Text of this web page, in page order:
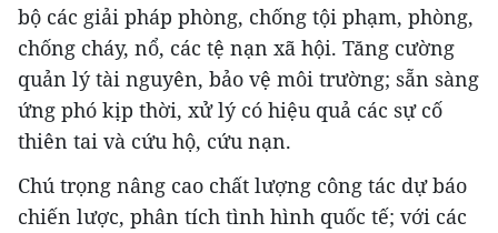
bộ các giải pháp phòng, chống tội phạm, phòng,
chống cháy, nổ, các tệ nạn xã hội. Tăng cường
quản lý tài nguyên, bảo vệ môi trường; sẵn sàng
ứng phó kịp thời, xử lý có hiệu quả các sự cố
thiên tai và cứu hộ, cứu nạn.
Chú trọng nâng cao chất lượng công tác dự báo
chiến lược, phân tích tình hình quốc tế; với các